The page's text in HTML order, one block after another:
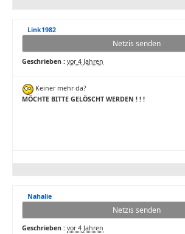
Link1982
Netzis senden
Geschrieben : vor 4 Jahren
Keiner mehr da?
MÖCHTE BITTE GELÖSCHT WERDEN ! ! !
Nahalie
Netzis senden
Geschrieben : vor 4 Jahren